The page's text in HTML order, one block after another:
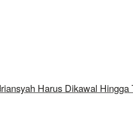
Harus Dikawal Hingga